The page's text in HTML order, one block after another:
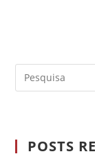
POSTS